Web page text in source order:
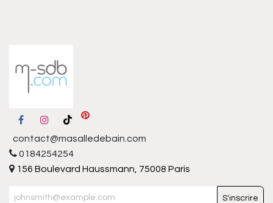
contact@masalledebain.com
0184254254
156 Boulevard Haussmann, 75008 Paris
S'inscrire